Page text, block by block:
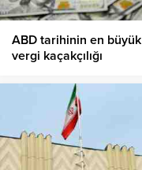
ABD tarihinin en büyük
vergi kaçakçılığı